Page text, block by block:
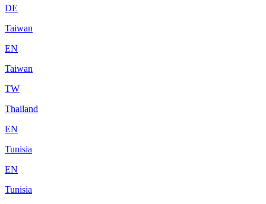
DE
Taiwan
EN
Taiwan
TW
Thailand
EN
Tunisia
EN
Tunisia